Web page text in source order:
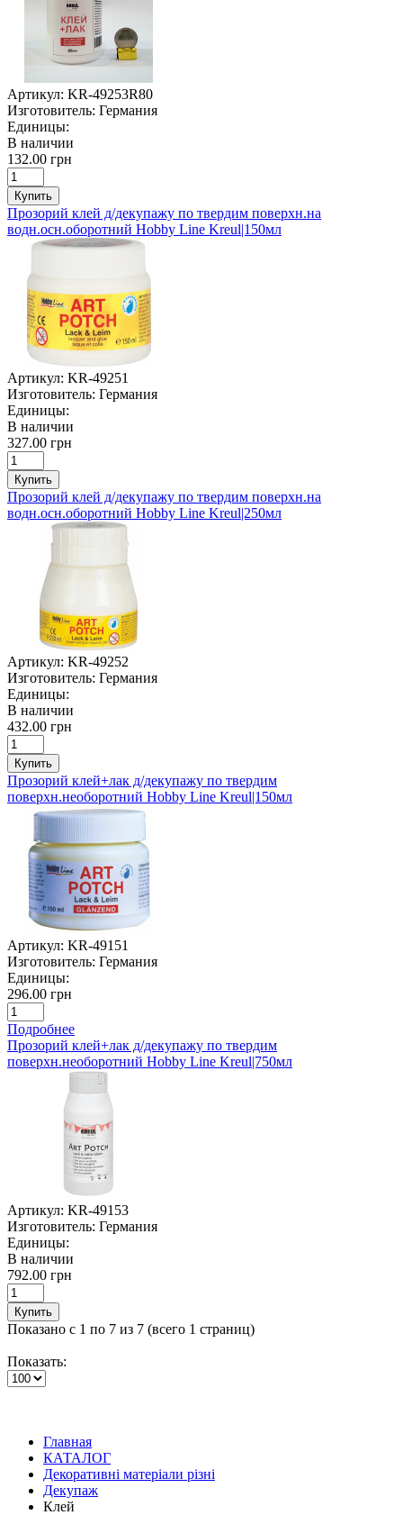
Артикул: KR-49253R80
Изготовитель: Германия
Единицы:
В наличии
132.00 грн
Купить
Прозорий клей д/декупажу по твердим поверхн.на
водн.осн.оборотний Hobby Line Kreul|150мл
Артикул: KR-49251
Изготовитель: Германия
Единицы:
В наличии
327.00 грн
Купить
Прозорий клей д/декупажу по твердим поверхн.на
водн.осн.оборотний Hobby Line Kreul|250мл
Артикул: KR-49252
Изготовитель: Германия
Единицы:
В наличии
432.00 грн
Купить
Прозорий клей+лак д/декупажу по твердим
поверхн.необоротний Hobby Line Kreul|150мл
Артикул: KR-49151
Изготовитель: Германия
Единицы:
296.00 грн
Подробнее
Прозорий клей+лак д/декупажу по твердим
поверхн.необоротний Hobby Line Kreul|750мл
Артикул: KR-49153
Изготовитель: Германия
Единицы:
В наличии
792.00 грн
Купить
Показано с 1 по 7 из 7 (всего 1 страниц)
Показать:
Главная
КАТАЛОГ
Декоративні матеріали різні
Декупаж
Клей